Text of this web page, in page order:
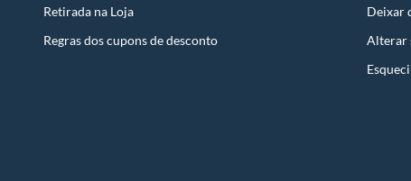
Retirada na Loja
Regras dos cupons de desconto
Deixar
Alterar